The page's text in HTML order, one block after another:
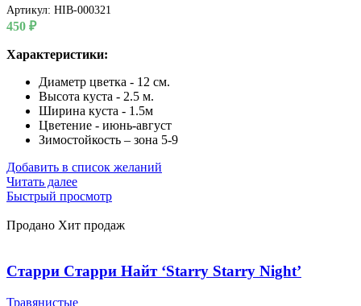
Артикул: HIB-000321
450 ₽
Характеристики:
Диаметр цветка - 12 см.
Высота куста - 2.5 м.
Ширина куста - 1.5м
Цветение - июнь-август
Зимостойкость – зона 5-9
Добавить в список желаний
Читать далее
Быстрый просмотр
Продано Хит продаж
Старри Старри Найт ‘Starry Starry Night’
Травянистые